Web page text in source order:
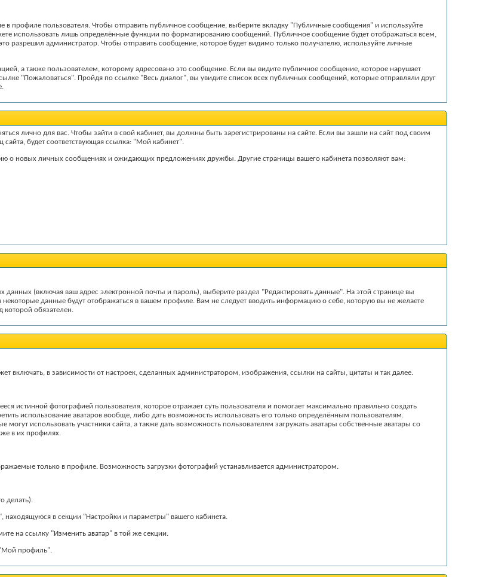
профиле пользователя. Чтобы отправить публичное сообщение, выберите вкладку "Публичные сообщения" и используйте
использовать лишь определённые функции по форматированию сообщений. Публичное сообщение будет отображаться всем,
разрешил администратор. Чтобы отправить сообщение, которое будет видимо только получателю, используйте личные
а также пользователем, которому адресовано это сообщение. Если вы видите публичное сообщение, которое нарушает
"Пожаловаться". Пройдя по ссылке "Весь диалог", вы увидите список всех публичных сообщений, которые отправляли друг
лично для вас. Чтобы зайти в свой кабинет, вы должны быть зарегистрированы на сайте. Если вы зашли на сайт под своим
будет соответствующая ссылка: "Мой кабинет".
о новых личных сообщениях и ожидающих предложениях дружбы. Другие страницы вашего кабинета позволяют вам:
данных (включая ваш адрес электронной почты и пароль), выберите раздел "Редактировать данные". На этой странице вы
данные будут отображаться в вашем профиле. Вам не следует вводить информацию о себе, которую вы не желаете
которой обязателен.
включать, в зависимости от настроек, сделанных администратором, изображения, ссылки на сайты, цитаты и так далее.
истинной фотографией пользователя, которое отражает суть пользователя и помогает максимально правильно создать
использование аватаров вообще, либо дать возможность использовать его только определённым пользователям.
использовать участники сайта, а также дать возможность пользователям загружать аватары собственные аватары со
в их профилях.
только в профиле. Возможность загрузки фотографий устанавливается администратором.
делать).
", находящуюся в секции "Настройки и параметры" вашего кабинета.
на ссылку "Изменить аватар" в той же секции.
профиль".